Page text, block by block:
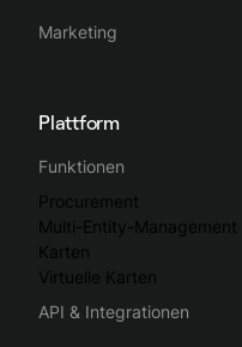
Marketing
Plattform
Funktionen
Procurement
Multi-Entity-Management
Karten
Virtuelle Karten
API & Integrationen